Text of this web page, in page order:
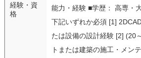
経験・資
格
能力・経験 ■学歴： 高専・
下記いずれか必須 [1]
たは設備の設計経験 [2] (20
トまたは建築の施工・メン